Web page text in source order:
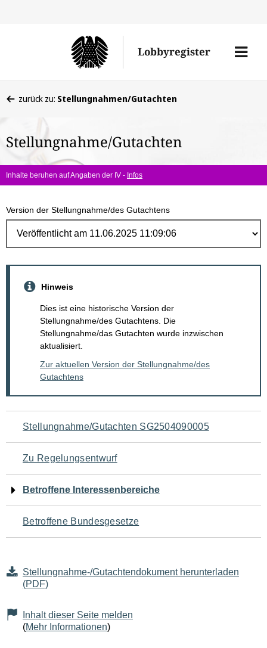
Lobbyregister
Menü
befinden
hier:
zurück zu: Stellungnahmen/Gutachten
Stellungnahme/Gutachten
Inhalte beruhen auf Angaben der IV - Infos
Version der Stellungnahme/des Gutachtens
Hinweis
Dies ist eine historische Version der
Stellungnahme/des Gutachtens. Die
Stellungnahme/das Gutachten wurde inzwischen
aktualisiert.
Zur aktuellen Version der Stellungnahme/des
Gutachtens
Navigation
für
den
Seiteninhalt
Stellungnahme/Gutachten SG2504090005
Zu Regelungsentwurf
Betroffene Interessenbereiche
Betroffene Bundesgesetze
Stellungnahme-/Gutachtendokument herunterladen
(PDF)
Inhalt dieser Seite melden
(Mehr Informationen)